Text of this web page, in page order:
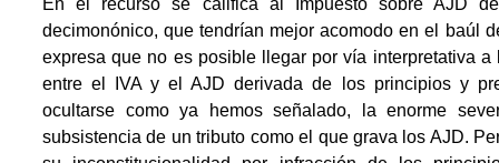
En el recurso se califica al Impuesto sobre AJD
decimonónico, que tendrían mejor acomodo en el baúl
expresa que no es posible llegar por vía interpretativa
entre el IVA y el AJD derivada de los principios y
ocultarse como ya hemos señalado, la enorme
subsistencia de un tributo como el que grava los AJD.